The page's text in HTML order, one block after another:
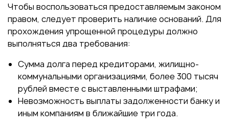
Чтобы воспользоваться предоставляемым законом
правом, следует проверить наличие оснований. Для
прохождения упрощенной процедуры должно
выполняться два требования:
Сумма долга перед кредиторами, жилищно-
коммунальными организациями, более 300 тысяч
рублей вместе с выставленными штрафами;
Невозможность выплаты задолженности банку и
иным компаниям в ближайшие три года.